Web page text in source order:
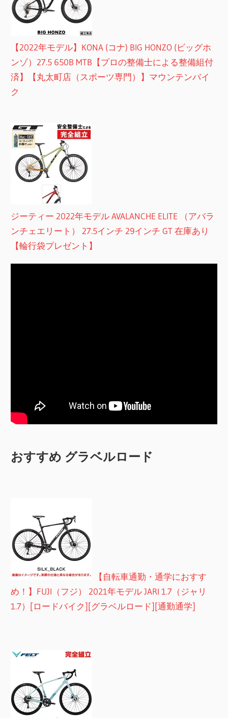
【2022年モデル】KONA (コナ) BIG HONZO (ビッグホ
ンゾ）27.5 650B MTB【プロの整備士による整備組付
済】【丸太町店（スポーツ専門）】マウンテンバイ
ク
ジーティー 2022年モデル AVALANCHE ELITE （アバラ
ンチェエリート） 27.5インチ 29インチ GT 在庫あり
【輪行袋プレゼント】
おすすめ グラベルロード
【自転車通勤・通学におすす
め！】FUJI（フジ） 2021年モデル JARI 1.7（ジャリ
1.7）[ロードバイク][グラベルロード][通勤通学]